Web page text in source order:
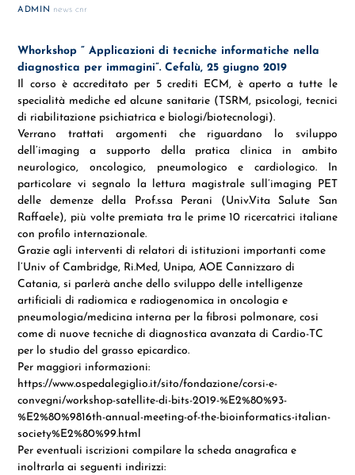
ADMIN news cnr
Whorkshop ” Applicazioni di tecniche informatiche nella
diagnostica per immagini”. Cefalù, 25 giugno 2019
Il corso è accreditato per 5 crediti ECM, è aperto a tutte le
specialità mediche ed alcune sanitarie (TSRM, psicologi, tecnici
di riabilitazione psichiatrica e biologi/biotecnologi).
Verrano trattati argomenti che riguardano lo sviluppo
dell’imaging a supporto della pratica clinica in ambito
neurologico, oncologico, pneumologico e cardiologico. In
particolare vi segnalo la lettura magistrale sull’imaging PET
delle demenze della Prof.ssa Perani (Univ.Vita Salute San
Raffaele), più volte premiata tra le prime 10 ricercatrici italiane
con profilo internazionale.
Grazie agli interventi di relatori di istituzioni importanti come
l’Univ of Cambridge, Ri.Med, Unipa, AOE Cannizzaro di
Catania, si parlerà anche dello sviluppo delle intelligenze
artificiali di radiomica e radiogenomica in oncologia e
pneumologia/medicina interna per la fibrosi polmonare, cosi
come di nuove tecniche di diagnostica avanzata di Cardio-TC
per lo studio del grasso epicardico.
Per maggiori informazioni:
https://www.ospedalegiglio.it/sito/fondazione/corsi-e-
convegni/workshop-satellite-di-bits-2019-%E2%80%93-
%E2%80%9816th-annual-meeting-of-the-bioinformatics-italian-
society%E2%80%99.html
Per eventuali iscrizioni compilare la scheda anagrafica e
inoltrarla ai seguenti indirizzi: